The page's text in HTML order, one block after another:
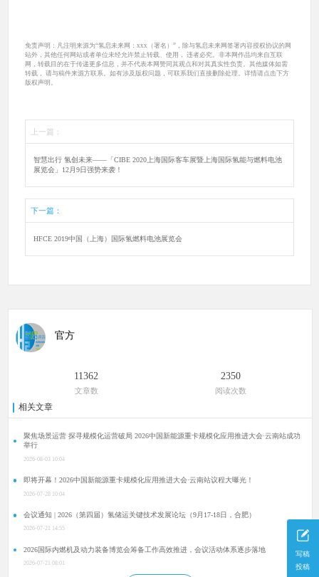
写稿
投稿
免责声明：凡注明来源为“氢启未来网：xxx（署名）”，除与氢启未来网签署内容授权协议的网
站外，其他任何网站或者单位未经允许禁止转载、使用， 违者必究。非本网作品均来自互联
网，转载目的在于传递更多信息，并不代表本网赞同其观点和对其真实性负责。其他媒体如需
转载， 请与稿件来源方联系。如有涉及版权问题，可联系我们直接删除处理。详情请点击下方
版权声明。
上一篇：
智慧出行 氢创未来——「CIBE 2020上海国际客车展暨上海国际氢能与燃料电池
展览会」12月9日强势来袭！
下一篇：
HFCE 2019中国（上海）国际氢燃料电池展览会
官方
11362
文章数
2350
阅读次数
相关文章
聚焦场景运营 探寻规模化运营破局 2026中国新能源重卡规模化应用推进大会·云南站成功
举行
2026-08-03 10:04
即将开幕！2026中国新能源重卡规模化应用推进大会·云南站议程大曝光！
2026-07-28 10:04
会议通知 | 2026（第四届）氢储运关键技术发展论坛（9月17-18日，合肥）
2026-07-21 14:55
2026国际内燃机及动力装备博览会筹备工作高效推进，会议活动体系逐步落地
2026-07-21 08:01